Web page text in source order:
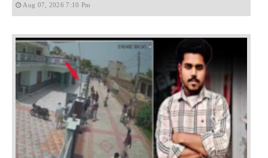
Aug 07, 2026 7:10 Pm